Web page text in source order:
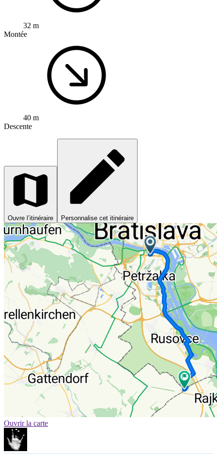
32 m
Montée
40 m
Descente
Ouvre l’itinéraire Personnalise cet itinéraire
Ouvrir la carte